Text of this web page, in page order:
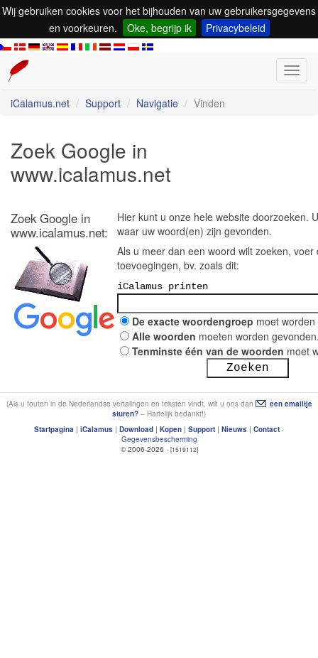
Wij gebruiken cookies voor het bijhouden van uw gebruikersgegevens
en voorkeuren.
Oke, begrijp ik Privacybeleid
iCalamus.net
Support Navigatie Vinden
Zoek Google in
www.icalamus.net
Zoek Google in
www.icalamus.net:
Hier kunt u onze hele website doorzoeken.
waar uw woord(en) zijn gevonden.
Als u meer dan een woord wilt zoeken,
toevoegingen, bv. zoals dit:
iCalamus printen
De exacte woordengroep moet
Alle woorden moeten worden
Tenminste één van de woorden moet
(Als u fouten in de Nederlandse vertalingen en teksten vindt, wilt u ons dan
een emailtje
sturen? – Hartelijk bedankt!)
Startpagina | iCalamus | Download | Kopen | Support | Nieuws | Contact ·
Gegevensbescherming
© 2006-2026 · [1519112]